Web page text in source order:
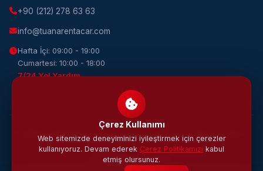
+90 (212) 278 63 63
info@tuanarentacar.com
Hafta İçi: 09:00 - 19:00
Cumartesi: 10:00 - 18:00
7/24 Yol Yardım
© 2026 Tuana Rent A Car. Tüm hakları saklıdır. · Tasarım & Yazılım:
DijiWOW
KVKKGizlilikÇerezŞartlar
Çerez Kullanımı
Web sitemizde deneyiminizi iyileştirmek için çerezler
kullanıyoruz. Devam ederek Çerez Politikamızı kabul
etmiş olursunuz.